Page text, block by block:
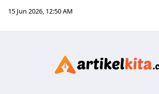
15 Jun 2026, 12:50 AM